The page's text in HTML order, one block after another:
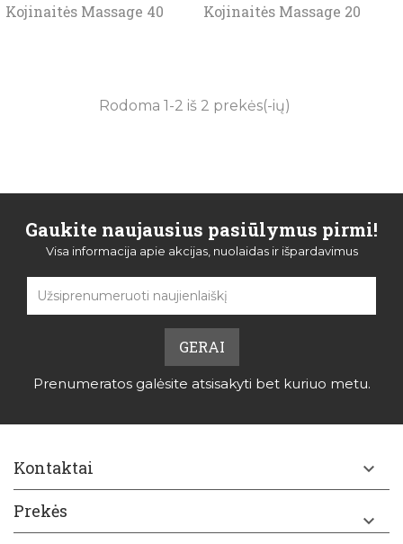
Kojinaitės Massage 40 Kojinaitės Massage 20
Rodoma 1-2 iš 2 prekės(-ių)
Gaukite naujausius pasiūlymus pirmi!
Visa informacija apie akcijas, nuolaidas ir išpardavimus
Prenumeratos galėsite atsisakyti bet kuriuo metu.
Kontaktai

Prekės
